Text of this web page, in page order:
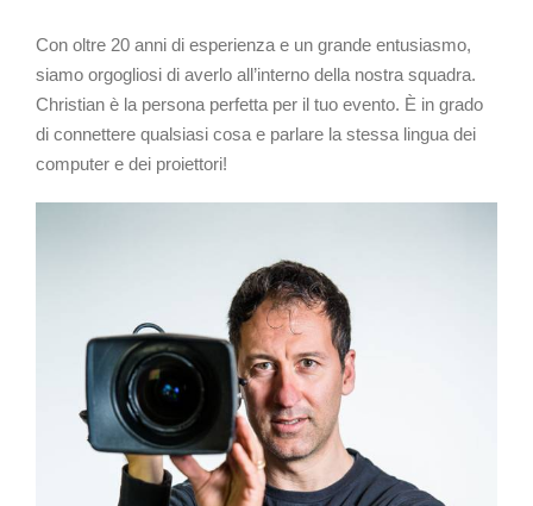
Con oltre 20 anni di esperienza e un grande entusiasmo,
siamo orgogliosi di averlo all’interno della nostra squadra.
Christian è la persona perfetta per il tuo evento. È in grado
di connettere qualsiasi cosa e parlare la stessa lingua dei
computer e dei proiettori!